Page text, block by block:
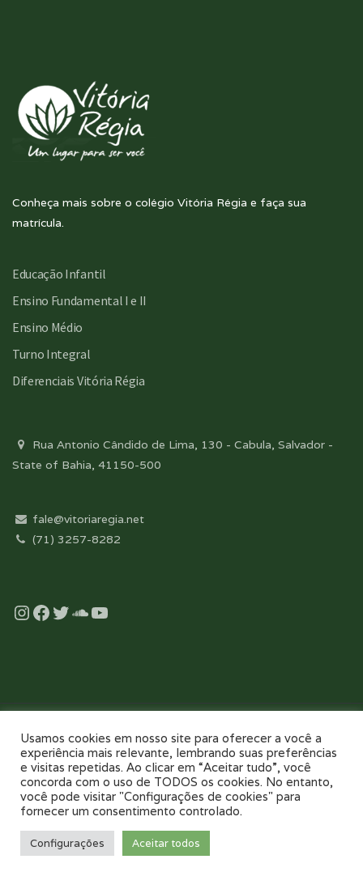
Conheça mais sobre o colégio Vitória Régia e faça sua
matrícula.
Educação Infantil
Ensino Fundamental I e II
Ensino Médio
Turno Integral
Diferenciais Vitória Régia
Rua Antonio Cândido de Lima, 130 - Cabula, Salvador -
State of Bahia, 41150-500
fale@vitoriaregia.net
(71) 3257-8282
Instagram
Facebook
Twitter
Soundcloud
YouTube
Desenvolvido com essência pela:
NOSSO COLÉGIO TOUR VIRTUAL 360
PAIS E FILHOS
CONTATO
Usamos cookies em nosso site para oferecer a você a
experiência mais relevante, lembrando suas preferências
e visitas repetidas. Ao clicar em “Aceitar tudo”, você
concorda com o uso de TODOS os cookies. No entanto,
você pode visitar "Configurações de cookies" para
fornecer um consentimento controlado.
Configurações Aceitar todos